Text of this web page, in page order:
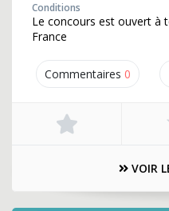
Commentaires 0
Conditions
Le concours est ouvert à
France
VOIR